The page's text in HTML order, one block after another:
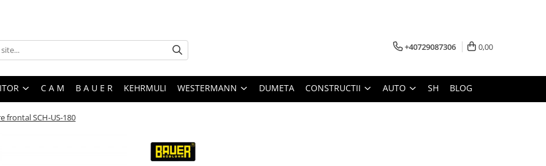
+40729087306 0,00
C A M B A U E R KEHRMULI WESTERMANN DUMETA CONSTRUCTII AUTO SH BLOG
frontal SCH-US-180